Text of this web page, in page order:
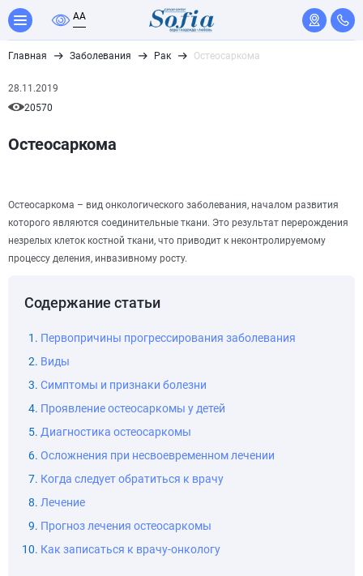
AA
Главная Заболевания Рак Остеосаркома
28.11.2019
20570
Остеосаркома
Остеосаркома – вид онкологического заболевания, началом развития
которого являются соединительные ткани. Это результат перерождения
незрелых клеток костной ткани, что приводит к неконтролируемому
процессу деления, инвазивному росту.
Содержание статьи
Первопричины прогрессирования заболевания
Виды
Симптомы и признаки болезни
Проявление остеосаркомы у детей
Диагностика остеосаркомы
Осложнения при несвоевременном лечении
Когда следует обратиться к врачу
Лечение
Прогноз лечения остеосаркомы
Как записаться к врачу-онкологу